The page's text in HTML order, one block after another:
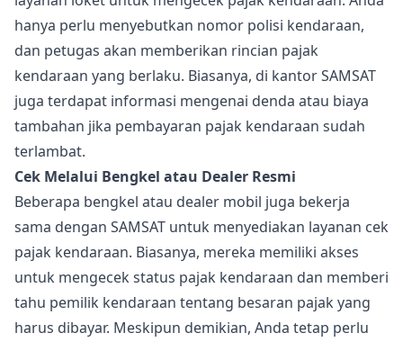
hanya perlu menyebutkan nomor polisi kendaraan,
dan petugas akan memberikan rincian pajak
kendaraan yang berlaku. Biasanya, di kantor SAMSAT
juga terdapat informasi mengenai denda atau biaya
tambahan jika pembayaran pajak kendaraan sudah
terlambat.
Cek Melalui Bengkel atau Dealer Resmi
Beberapa bengkel atau dealer mobil juga bekerja
sama dengan SAMSAT untuk menyediakan layanan cek
pajak kendaraan. Biasanya, mereka memiliki akses
untuk mengecek status pajak kendaraan dan memberi
tahu pemilik kendaraan tentang besaran pajak yang
harus dibayar. Meskipun demikian, Anda tetap perlu